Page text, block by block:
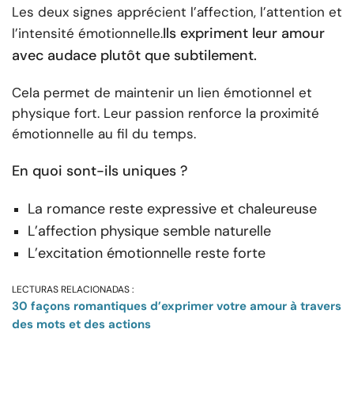
Les deux signes apprécient l’affection, l’attention et
l’intensité émotionnelle.Ils expriment leur amour
avec audace plutôt que subtilement.
Cela permet de maintenir un lien émotionnel et
physique fort. Leur passion renforce la proximité
émotionnelle au fil du temps.
En quoi sont-ils uniques ?
La romance reste expressive et chaleureuse
L’affection physique semble naturelle
L’excitation émotionnelle reste forte
LECTURAS RELACIONADAS :
30 façons romantiques d’exprimer votre amour à travers
des mots et des actions